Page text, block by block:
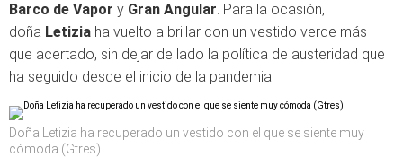
Barco de Vapor y Gran Angular. Para la ocasión,
doña Letizia ha vuelto a brillar con un vestido verde más
que acertado, sin dejar de lado la política de austeridad que
ha seguido desde el inicio de la pandemia.
Doña Letizia ha recuperado un vestido con el que se siente muy
cómoda (Gtres)